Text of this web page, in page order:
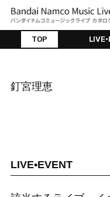
TOP
釘宮理恵
LIVE•EVENT